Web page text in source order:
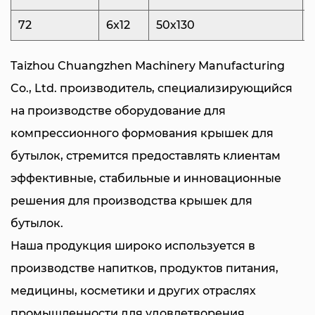
отходов материала, тем самым оптимизируя
эффективность производства.
С точки зрения простоты эксплуатации и
эргономических преимуществ, наша форма
оснащена механизмом шиберного клапана. Эта
инновационная функция не только упрощает
процесс формования, но и снижает
трудоемкость операторов. Задвижка штифта
клапана обеспечивает более плавный поток
материала и снижает необходимость ручного
вмешательства, тем самым оптимизируя
производство и повышая общую
производительность.
72 6х12 50х130
Taizhou Chuangzhen Machinery Manufacturing
Co., Ltd. производитель, специализирующийся
на производстве оборудование для
компрессионного формования крышек для
бутылок, стремится предоставлять клиентам
эффективные, стабильные и инновационные
решения для производства крышек для
бутылок.
Наша продукция широко используется в
производстве напитков, продуктов питания,
медицины, косметики и других отраслях